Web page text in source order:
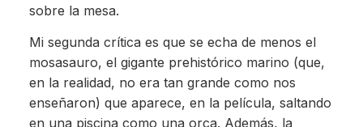
sobre la mesa.
Mi segunda crítica es que se echa de menos el
mosasauro, el gigante prehistórico marino (que,
en la realidad, no era tan grande como nos
enseñaron) que aparece, en la película, saltando
en una piscina como una orca. Además, la